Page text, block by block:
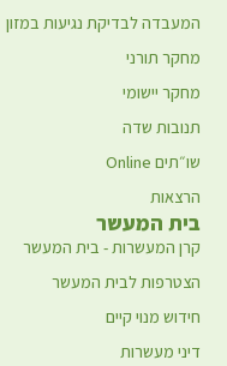
המעבדה לבדיקת נגיעות במזון
מחקר תורני
מחקר יישומי
תנובות שדה
שו״תים Online
הרצאות
בית המעשר
קרן המעשרות - בית המעשר
הצטרפות לבית המעשר
חידוש מנוי קיים
דיני מעשרות